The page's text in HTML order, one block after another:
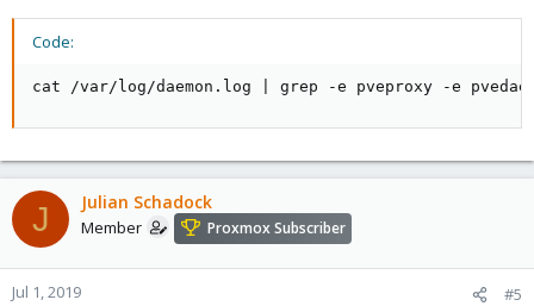
Code:
cat /var/log/daemon.log | grep -e pveproxy -e
J Julian Schadock
Member Proxmox Subscriber
Jul 1, 2019 #5